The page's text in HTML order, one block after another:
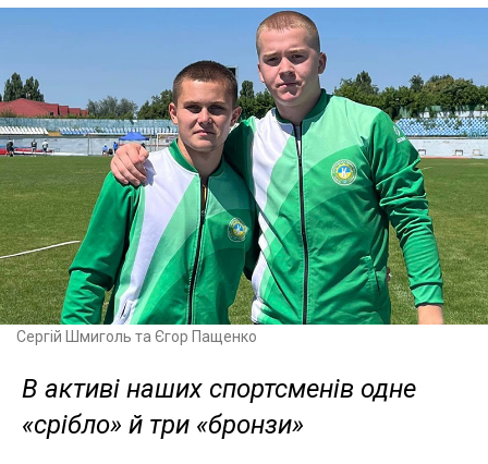
Сергій Шмиголь та Єгор Пащенко
В активі наших спортсменів одне
«срібло» й три «бронзи»